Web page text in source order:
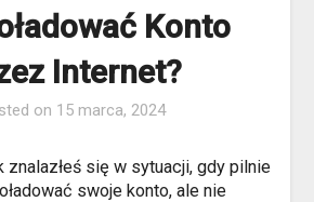
Konto
Internet?
on 15 marca, 2024
się w sytuacji, gdy pilnie
swoje konto, ale nie